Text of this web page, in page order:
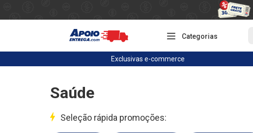
Categorias
Exclusivas e-commerce
Saúde
Seleção rápida promoções: